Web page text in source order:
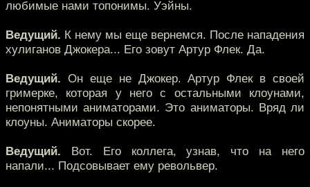
любимые нами топонимы. Уэйны.
Ведущий. К нему мы еще вернемся. После нападения
хулиганов Джокера... Его зовут Артур Флек. Да.
Ведущий. Он еще не Джокер. Артур Флек в своей
гримерке, которая у него с остальными клоунами,
непонятными аниматорами. Это аниматоры. Вряд ли
клоуны. Аниматоры скорее.
Ведущий. Вот. Его коллега, узнав, что на него
напали... Подсовывает ему револьвер.